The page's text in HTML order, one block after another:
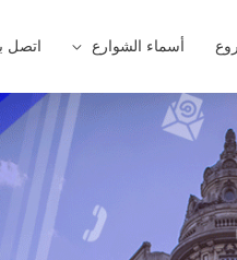
أسماء الشوارع اتصل